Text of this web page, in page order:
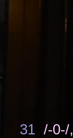
31 /-0-/,